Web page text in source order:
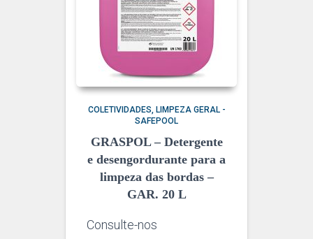
COLETIVIDADES
LIMPEZA GERAL -
SAFEPOOL
GRASPOL – Detergente
e desengordurante para a
limpeza das bordas –
GAR. 20 L
Consulte-nos